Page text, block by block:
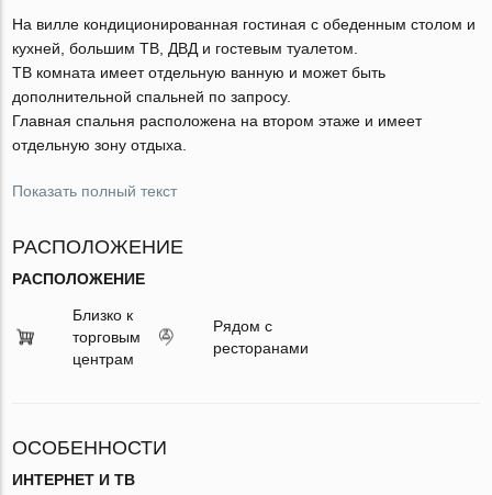
На вилле кондиционированная гостиная с обеденным столом и
кухней, большим ТВ, ДВД и гостевым туалетом.
ТВ комната имеет отдельную ванную и может быть
дополнительной спальней по запросу.
Главная спальня расположена на втором этаже и имеет
отдельную зону отдыха.
Показать полный текст
РАСПОЛОЖЕНИЕ
РАСПОЛОЖЕНИЕ
Близко к
торговым
центрам
Рядом с
ресторанами
ОСОБЕННОСТИ
ИНТЕРНЕТ И ТВ